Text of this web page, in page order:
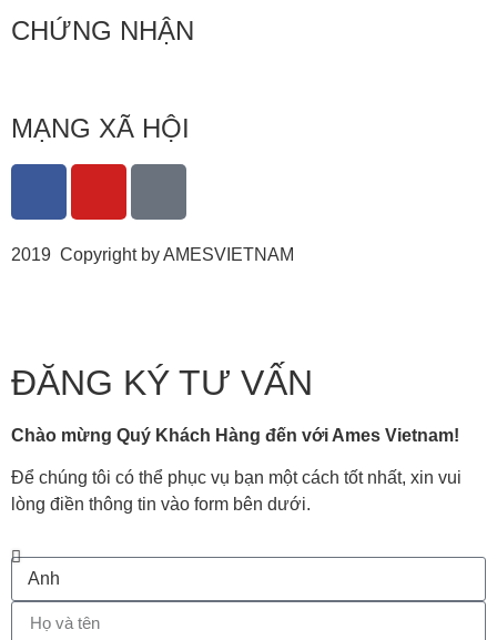
CHỨNG NHẬN
MẠNG XÃ HỘI
2019 Copyright by AMESVIETNAM
ĐĂNG KÝ TƯ VẤN
Chào mừng Quý Khách Hàng đến với Ames Vietnam!
Để chúng tôi có thể phục vụ bạn một cách tốt nhất, xin vui
lòng điền thông tin vào form bên dưới.